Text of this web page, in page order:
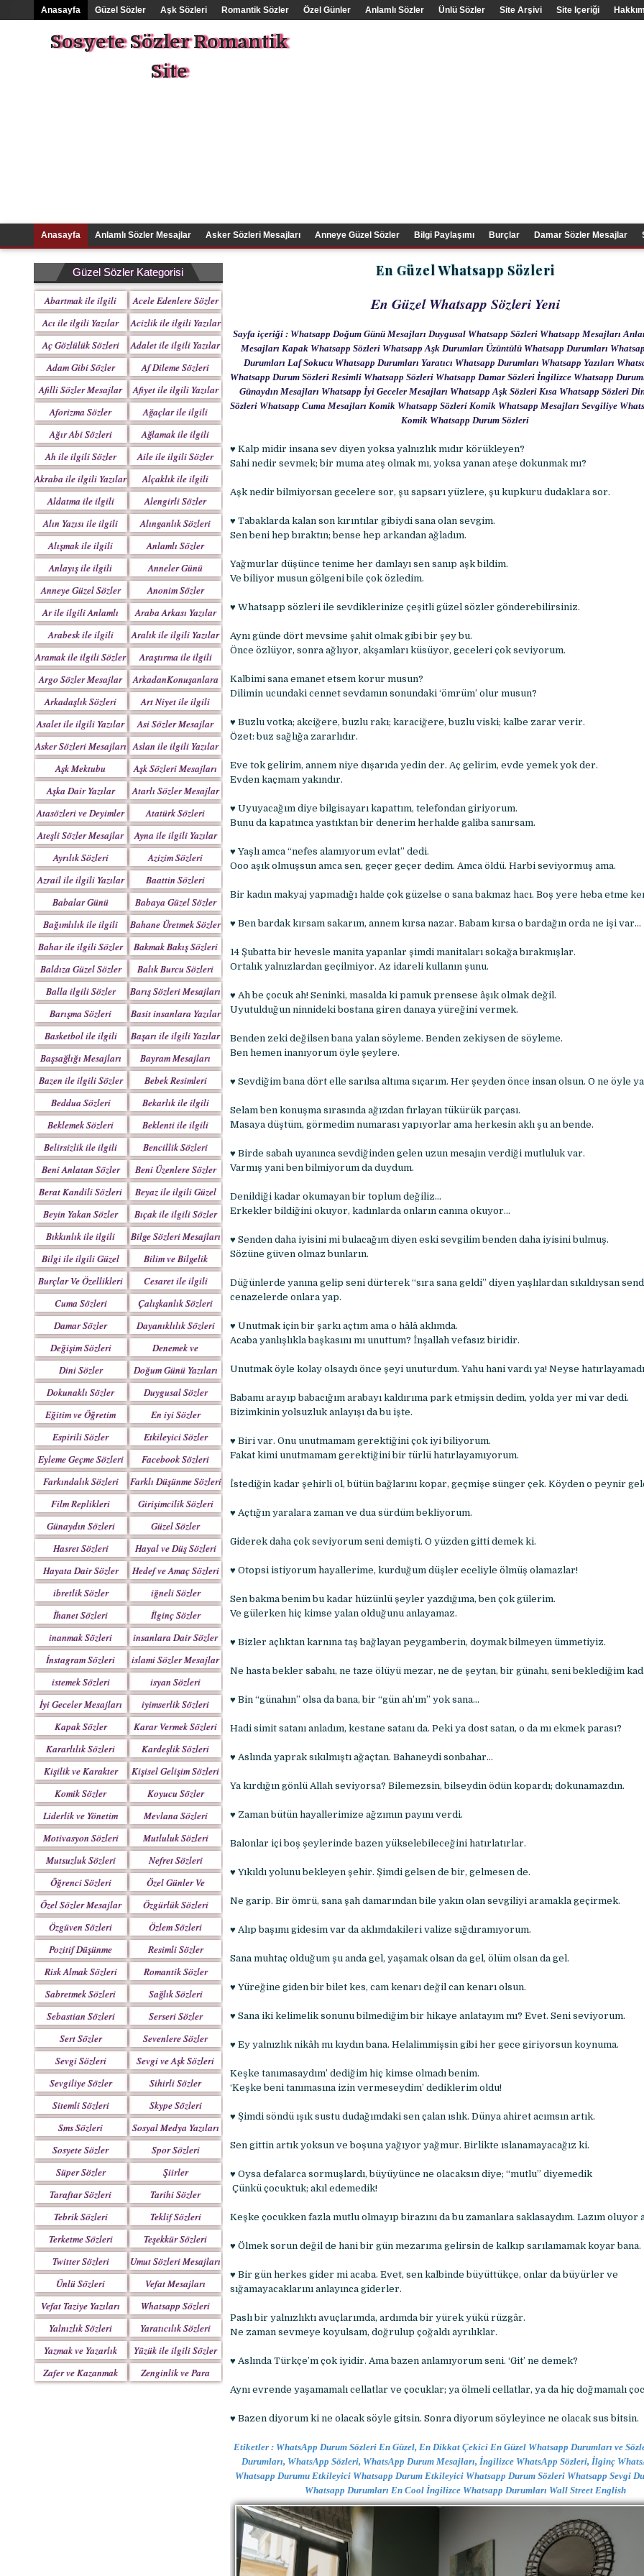
Anasayfa Güzel Sözler Aşk Sözleri Romantik Sözler Özel Günler Anlamlı Sözler Ünlü Sözler Site Arşivi Site Içeriği
Sosyete Sözler Romantik
Site
Anasayfa Anlamlı Sözler Mesajlar Asker Sözleri Mesajları Anneye Güzel Sözler Bilgi Paylaşımı Burçlar Damar Sözler Mesajlar
Güzel Sözler Kategorisi
Abartmak ile ilgili
Yazılar
Acele Edenlere Sözler
Acı ile ilgili Yazılar
Acizlik ile ilgili Yazılar
Aç Gözlülük Sözleri
Adalet ile ilgili Yazılar
Adam Gibi Sözler
Mesajlar
Af Dileme Sözleri
Mesajları
Afilli Sözler Mesajlar
Afiyet ile ilgili Yazılar
Aforizma Sözler
Mesajlar
Ağaçlar ile ilgili
Yazılar
Ağır Abi Sözleri
Mesajları
Ağlamak ile ilgili
Yazılar
Ah ile ilgili Sözler
Aile ile ilgili Sözler
Akraba ile ilgili Yazılar
Alçaklık ile ilgili
Yazılar
Aldatma ile ilgili
Yazıları
Alengirli Sözler
Mesajlar
Alın Yazısı ile ilgili
Sözler
Alınganlık Sözleri
Alışmak ile ilgili
Yazılar
Anlamlı Sözler
Mesajlar
Anlayış ile ilgili
Yazılar
Anneler Günü
Mesajları
Anneye Güzel Sözler
Anonim Sözler
Ar ile ilgili Anlamlı
Sözler
Araba Arkası Yazılar
Arabesk ile ilgili
Yazılar
Aralık ile ilgili Yazılar
Aramak ile ilgili Sözler
Araştırma ile ilgili
Sözler
Argo Sözler Mesajlar
ArkadanKonuşanlara
Sözler
Arkadaşlık Sözleri
Mesajları
Art Niyet ile ilgili
Yazılar
Asalet ile ilgili Yazılar
Asi Sözler Mesajlar
Asker Sözleri Mesajları Aslan ile ilgili Yazılar
Aşk Mektubu
Mektupları
Aşk Sözleri Mesajları
Aşka Dair Yazılar
Atarlı Sözler Mesajlar
Atasözleri ve Deyimler
Atatürk Sözleri
Mesajları
Ateşli Sözler Mesajlar
Ayna ile ilgili Yazılar
Ayrılık Sözleri
Mesajları
Azizim Sözleri
Mesajları
Azrail ile ilgili Yazılar
Baattin Sözleri
Mesajları
Babalar Günü
Babaya Güzel Sözler
Bağımlılık ile ilgili
Yazılar
Bahane Üretmek Sözler
Bahar ile ilgili Sözler
Yazılar
Bakmak Bakış Sözleri
Baldıza Güzel Sözler
Balık Burcu Sözleri
Balla ilgili Sözler
Barış Sözleri Mesajları
Barışma Sözleri
Mesajları
Basit insanlara Yazılar
Basketbol ile ilgili
Sözler
Başarı ile ilgili Yazılar
Başsağlığı Mesajları
Bayram Mesajları
Sözleri
Bazen ile ilgili Sözler
Mesajlar
Bebek Resimleri
Beddua Sözleri
Mesajları
Bekarlık ile ilgili
Sözler
Beklemek Sözleri
Beklenti ile ilgili
Sözler
Belirsizlik ile ilgili
Sözler
Bencillik Sözleri
Mesajları
Beni Anlatan Sözler
Beni Üzenlere Sözler
Berat Kandili Sözleri
Mesajları
Beyaz ile ilgili Güzel
Sözler
Beyin Yakan Sözler
Bıçak ile ilgili Sözler
Bıkkınlık ile ilgili
Sözler
Bilge Sözleri Mesajları
Bilgi ile ilgili Güzel
Sözler
Bilim ve Bilgelik
Sözleri
Burçlar Ve Özellikleri
Cesaret ile ilgili
Yazılar
Cuma Sözleri
Çalışkanlık Sözleri
Damar Sözler
Dayanıklılık Sözleri
Değişim Sözleri
Denemek ve
Çabalamak Sözleri
Dini Sözler
Doğum Günü Yazıları
Dokunaklı Sözler
Duygusal Sözler
Eğitim ve Öğretim
Sözleri
En iyi Sözler
Espirili Sözler
Etkileyici Sözler
Eyleme Geçme Sözleri
Facebook Sözleri
Farkındalık Sözleri
Farklı Düşünme Sözleri
Film Replikleri
Girişimcilik Sözleri
Günaydın Sözleri
Güzel Sözler
Hasret Sözleri
Hayal ve Düş Sözleri
Hayata Dair Sözler
Hedef ve Amaç Sözleri
ibretlik Sözler
iğneli Sözler
İhanet Sözleri
İlginç Sözler
inanmak Sözleri
insanlara Dair Sözler
İnstagram Sözleri
islami Sözler Mesajlar
istemek Sözleri
isyan Sözleri
İyi Geceler Mesajları
iyimserlik Sözleri
Kapak Sözler
Karar Vermek Sözleri
Kararlılık Sözleri
Kardeşlik Sözleri
Kişilik ve Karakter
Sözleri
Kişisel Gelişim Sözleri
Komik Sözler
Koyucu Sözler
Liderlik ve Yönetim
Sözleri
Mevlana Sözleri
Motivasyon Sözleri
Mutluluk Sözleri
Mutsuzluk Sözleri
Nefret Sözleri
Öğrenci Sözleri
Özel Günler Ve
Haftalar
Özel Sözler Mesajlar
Özgürlük Sözleri
Özgüven Sözleri
Özlem Sözleri
Pozitif Düşünme
Sözleri
Resimli Sözler
Risk Almak Sözleri
Romantik Sözler
Sabretmek Sözleri
Sağlık Sözleri
Sebastian Sözleri
Serseri Sözler
Sert Sözler
Sevenlere Sözler
Sevgi Sözleri
Sevgi ve Aşk Sözleri
Sevgiliye Sözler
Sihirli Sözler
Sitemli Sözleri
Skype Sözleri
Sms Sözleri
Sosyal Medya Yazıları
Sosyete Sözler
Mesajlar
Spor Sözleri
Süper Sözler
Şiirler
Taraftar Sözleri
Tarihi Sözler
Tebrik Sözleri
Teklif Sözleri
Terketme Sözleri
Teşekkür Sözleri
Twitter Sözleri
Umut Sözleri Mesajları
Ünlü Sözleri
Vefat Mesajları
Vefat Taziye Yazıları
Whatsapp Sözleri
Yalnızlık Sözleri
Yaratıcılık Sözleri
Yazmak ve Yazarlık
Sözleri
Yüzük ile ilgili Sözler
Zafer ve Kazanmak
Sözleri
Zenginlik ve Para
Sözleri
En Güzel Whatsapp Sözleri
En Güzel Whatsapp Sözleri Yeni
Sayfa içeriği : Whatsapp Doğum Günü Mesajları Duygusal Whatsapp Sözleri Whatsapp Mesajları
Mesajları Kapak Whatsapp Sözleri Whatsapp Aşk Durumları Üzüntülü Whatsapp Durumları
Durumları Laf Sokucu Whatsapp Durumları Yaratıcı Whatsapp Durumları Whatsapp Yazıları
Whatsapp Durum Sözleri Resimli Whatsapp Sözleri Whatsapp Damar Sözleri İngilizce Whatsapp
Günaydın Mesajları Whatsapp İyi Geceler Mesajları Whatsapp Aşk Sözleri Kısa Whatsapp Sözleri
Sözleri Whatsapp Cuma Mesajları Komik Whatsapp Sözleri Komik Whatsapp Mesajları Sevgiliye
Komik Whatsapp Durum Sözleri
♥ Kalp midir insana sev diyen yoksa yalnızlık mıdır körükleyen?
Sahi nedir sevmek; bir muma ateş olmak mı, yoksa yanan ateşe dokunmak mı?
Aşk nedir bilmiyorsan gecelere sor, şu sapsarı yüzlere, şu kupkuru dudaklara sor.
♥ Tabaklarda kalan son kırıntılar gibiydi sana olan sevgim.
Sen beni hep bıraktın; bense hep arkandan ağladım.
Yağmurlar düşünce tenime her damlayı sen sanıp aşk bildim.
Ve biliyor musun gölgeni bile çok özledim.
♥ Whatsapp sözleri ile sevdiklerinize çeşitli güzel sözler gönderebilirsiniz.
Aynı günde dört mevsime şahit olmak gibi bir şey bu.
Önce özlüyor, sonra ağlıyor, akşamları küsüyor, geceleri çok seviyorum.
Kalbimi sana emanet etsem korur musun?
Dilimin ucundaki cennet sevdamın sonundaki ‘ömrüm’ olur musun?
♥ Buzlu votka; akciğere, buzlu rakı; karaciğere, buzlu viski; kalbe zarar verir.
Özet: buz sağlığa zararlıdır.
Eve tok gelirim, annem niye dışarıda yedin der. Aç gelirim, evde yemek yok der.
Evden kaçmam yakındır.
♥ Uyuyacağım diye bilgisayarı kapattım, telefondan giriyorum.
Bunu da kapatınca yastıktan bir denerim herhalde galiba sanırsam.
♥ Yaşlı amca “nefes alamıyorum evlat” dedi.
Ooo aşık olmuşsun amca sen, geçer geçer dedim. Amca öldü. Harbi seviyormuş ama.
Bir kadın makyaj yapmadığı halde çok güzelse o sana bakmaz hacı. Boş yere heba etme
♥ Ben bardak kırsam sakarım, annem kırsa nazar. Babam kırsa o bardağın orda ne işi var…
14 Şubatta bir hevesle manita yapanlar şimdi manitaları sokağa bırakmışlar.
Ortalık yalnızlardan geçilmiyor. Az idareli kullanın şunu.
♥ Ah be çocuk ah! Seninki, masalda ki pamuk prensese âşık olmak değil.
Uyutulduğun ninnideki bostana giren danaya yüreğini vermek.
Benden zeki değilsen bana yalan söyleme. Benden zekiysen de söyleme.
Ben hemen inanıyorum öyle şeylere.
♥ Sevdiğim bana dört elle sarılsa altıma sıçarım. Her şeyden önce insan olsun. O ne öyle
Selam ben konuşma sırasında ağızdan fırlayan tükürük parçası.
Masaya düştüm, görmedim numarası yapıyorlar ama herkesin aklı şu an bende.
♥ Birde sabah uyanınca sevdiğinden gelen uzun mesajın verdiği mutluluk var.
Varmış yani ben bilmiyorum da duydum.
Denildiği kadar okumayan bir toplum değiliz…
Erkekler bildiğini okuyor, kadınlarda onların canına okuyor…
♥ Senden daha iyisini mi bulacağım diyen eski sevgilim benden daha iyisini bulmuş.
Sözüne güven olmaz bunların.
Düğünlerde yanına gelip seni dürterek “sıra sana geldi” diyen yaşlılardan sıkıldıysan
cenazelerde onlara yap.
♥ Unutmak için bir şarkı açtım ama o hâlâ aklımda.
Acaba yanlışlıkla başkasını mı unuttum? İnşallah vefasız biridir.
Unutmak öyle kolay olsaydı önce şeyi unuturdum. Yahu hani vardı ya! Neyse
Babamı arayıp babacığım arabayı kaldırıma park etmişsin dedim, yolda yer mi var dedi.
Bizimkinin yolsuzluk anlayışı da bu işte.
♥ Biri var. Onu unutmamam gerektiğini çok iyi biliyorum.
Fakat kimi unutmamam gerektiğini bir türlü hatırlayamıyorum.
İstediğin kadar şehirli ol, bütün bağlarını kopar, geçmişe sünger çek. Köyden o peynir
♥ Açtığın yaralara zaman ve dua sürdüm bekliyorum.
Giderek daha çok seviyorum seni demişti. O yüzden gitti demek ki.
♥ Otopsi istiyorum hayallerime, kurduğum düşler eceliyle ölmüş olamazlar!
Sen bakma benim bu kadar hüzünlü şeyler yazdığıma, ben çok gülerim.
Ve gülerken hiç kimse yalan olduğunu anlayamaz.
♥ Bizler açlıktan karnına taş bağlayan peygamberin, doymak bilmeyen ümmetiyiz.
Ne hasta bekler sabahı, ne taze ölüyü mezar, ne de şeytan, bir günahı, seni beklediğim
♥ Bin “günahın” olsa da bana, bir “gün ah’ım” yok sana…
Hadi simit satanı anladım, kestane satanı da. Peki ya dost satan, o da mı ekmek parası?
♥ Aslında yaprak sıkılmıştı ağaçtan. Bahaneydi sonbahar…
Ya kırdığın gönlü Allah seviyorsa? Bilemezsin, bilseydin ödün kopardı; dokunamazdın.
♥ Zaman bütün hayallerimize ağzımın payını verdi.
Balonlar içi boş şeylerinde bazen yükselebileceğini hatırlatırlar.
♥ Yıkıldı yolunu bekleyen şehir. Şimdi gelsen de bir, gelmesen de.
Ne garip. Bir ömrü, sana şah damarından bile yakın olan sevgiliyi aramakla geçirmek.
♥ Alıp başımı gidesim var da aklımdakileri valize sığdıramıyorum.
Sana muhtaç olduğum şu anda gel, yaşamak olsan da gel, ölüm olsan da gel.
♥ Yüreğine giden bir bilet kes, cam kenarı değil can kenarı olsun.
♥ Sana iki kelimelik sonunu bilmediğim bir hikaye anlatayım mı? Evet. Seni seviyorum.
♥ Ey yalnızlık nikâh mı kıydın bana. Helalimmişsin gibi her gece giriyorsun koynuma.
Keşke tanımasaydım’ dediğim hiç kimse olmadı benim.
‘Keşke beni tanımasına izin vermeseydim’ dediklerim oldu!
♥ Şimdi söndü ışık sustu dudağımdaki sen çalan ıslık. Dünya ahiret acımsın artık.
Sen gittin artık yoksun ve boşuna yağıyor yağmur. Birlikte ıslanamayacağız ki.
♥ Oysa defalarca sormuşlardı, büyüyünce ne olacaksın diye; “mutlu” diyemedik
Çünkü çocuktuk; akıl edemedik!
Keşke çocukken fazla mutlu olmayıp birazını da bu zamanlara saklasaydım. Lazım oluyor
♥ Ölmek sorun değil de hani bir gün mezarıma gelirsin de kalkıp sarılamamak koyar bana.
♥ Bir gün herkes gider mi acaba. Evet, sen kalbinde büyüttükçe, onlar da büyürler ve
sığamayacaklarını anlayınca giderler.
Paslı bir yalnızlıktı avuçlarımda, ardımda bir yürek yükü rüzgâr.
Ne zaman sevmeye koyulsam, doğrulup çoğaldı ayrılıklar.
♥ Aslında Türkçe’m çok iyidir. Ama bazen anlamıyorum seni. ‘Git’ ne demek?
Aynı evrende yaşamamalı cellatlar ve çocuklar; ya ölmeli cellatlar, ya da hiç doğmamalı
♥ Bazen diyorum ki ne olacak söyle gitsin. Sonra diyorum söyleyince ne olacak sus bitsin.
Etiketler : WhatsApp Durum Sözleri En Güzel, En Dikkat Çekici En Güzel Whatsapp Durumları ve
Durumları, WhatsApp Sözleri, WhatsApp Durum Mesajları, İngilizce WhatsApp Sözleri, İlginç
Whatsapp Durumu Etkileyici Whatsapp Durum Etkileyici Whatsapp Durum Sözleri Whatsapp Sevgi
Whatsapp Durumları En Cool İngilizce Whatsapp Durumları Wall Street English